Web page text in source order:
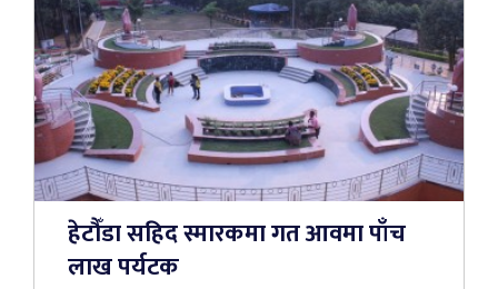
हेटौँडा सहिद स्मारकमा गत आवमा पाँच
लाख पर्यटक